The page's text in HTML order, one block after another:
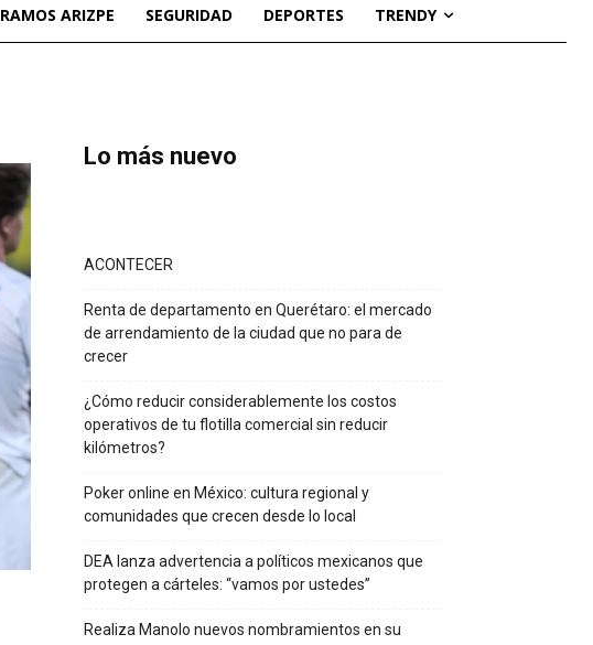
RAMOS ARIZPE SEGURIDAD DEPORTES TRENDY
Lo más nuevo
ACONTECER
Renta de departamento en Querétaro: el mercado
de arrendamiento de la ciudad que no para de
crecer
¿Cómo reducir considerablemente los costos
operativos de tu flotilla comercial sin reducir
kilómetros?
Poker online en México: cultura regional y
comunidades que crecen desde lo local
DEA lanza advertencia a políticos mexicanos que
protegen a cárteles: “vamos por ustedes”
Realiza Manolo nuevos nombramientos en su